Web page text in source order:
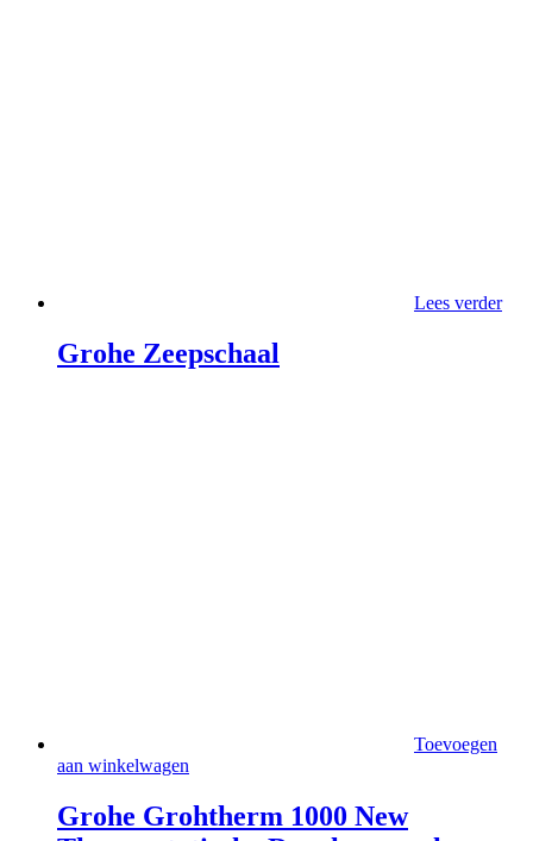
Lees verder
Grohe Zeepschaal
Toevoegen
aan winkelwagen
Grohe Grohtherm 1000 New